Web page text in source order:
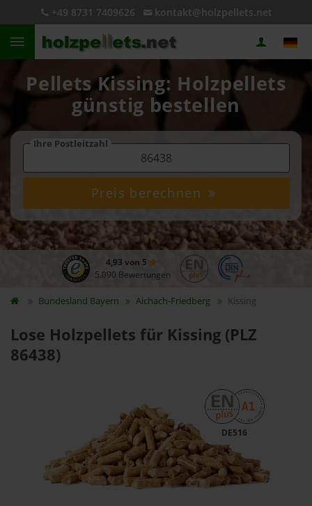
+49 8731 7409626 kontakt@holzpellets.net
Pellets Kissing: Holzpellets
günstig bestellen
Ihre Postleitzahl
Preis berechnen
4,93 von 5
5.090 Bewertungen
Bundesland Bayern Aichach-Friedberg Kissing
Lose Holzpellets für Kissing (PLZ
86438)
DE516